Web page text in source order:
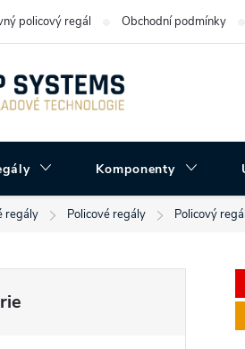
policový regál Obchodní podmínky
Komponenty
regály Policové regály Policový